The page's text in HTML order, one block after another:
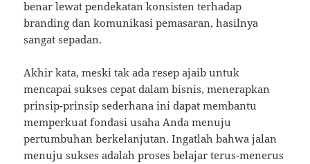
benar lewat pendekatan konsisten terhadap
branding dan komunikasi pemasaran, hasilnya
sangat sepadan.
Akhir kata, meski tak ada resep ajaib untuk
mencapai sukses cepat dalam bisnis, menerapkan
prinsip-prinsip sederhana ini dapat membantu
memperkuat fondasi usaha Anda menuju
pertumbuhan berkelanjutan. Ingatlah bahwa jalan
menuju sukses adalah proses belajar terus-menerus